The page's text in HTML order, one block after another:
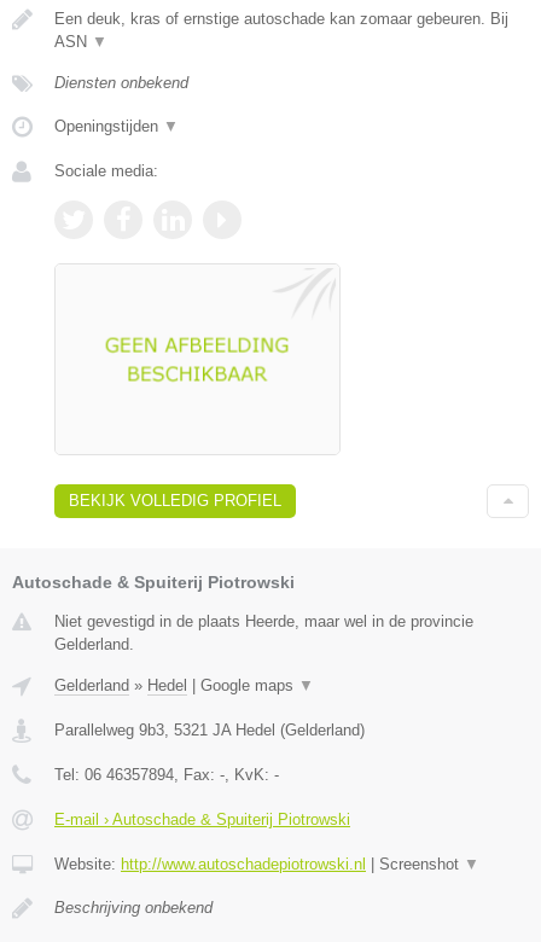
Een deuk, kras of ernstige autoschade kan zomaar gebeuren. Bij
ASN ▼
Diensten onbekend
Openingstijden ▼
Sociale media:
BEKIJK VOLLEDIG PROFIEL
Autoschade & Spuiterij Piotrowski
Niet gevestigd in de plaats Heerde, maar wel in de provincie
Gelderland.
Gelderland » Hedel Google maps ▼
Parallelweg 9b3, 5321 JA Hedel (Gelderland)
Tel: 06 46357894, Fax: -, KvK: -
E-mail › Autoschade & Spuiterij Piotrowski
Website: http://www.autoschadepiotrowski.nl Screenshot ▼
Beschrijving onbekend